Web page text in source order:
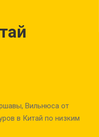
Вильнюса от
в Китай по низким